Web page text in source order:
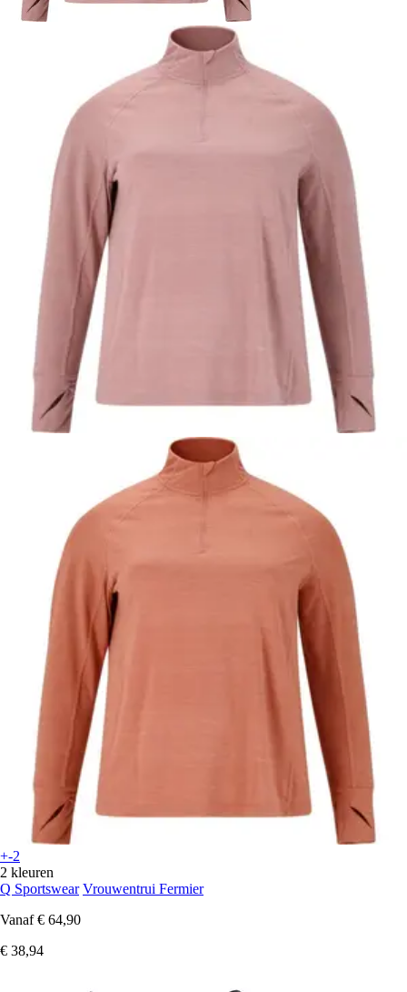
+-2
2 kleuren
Q Sportswear Vrouwentrui Fermier
Vanaf € 64,90
€ 38,94